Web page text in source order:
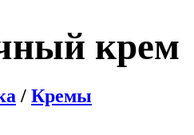
крем
/ Кремы